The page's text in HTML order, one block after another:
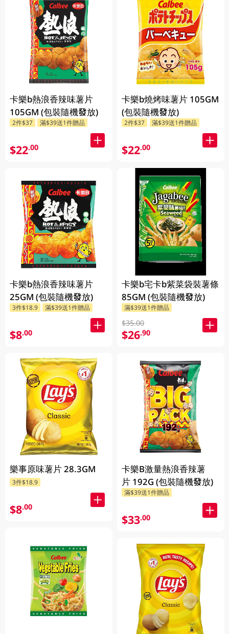
卡樂b熱浪香辣味薯片
105GM (包裝隨機發放)
2件$37 滿$39送1件贈品
$22.00
卡樂b熱浪香辣味薯片
25GM (包裝隨機發放)
3件$18.9 滿$39送1件贈品
$8.00
樂事原味薯片 28.3GM
3件$18.9
$8.00
卡樂b燒烤味薯片 105GM
(包裝隨機發放)
2件$37 滿$39送1件贈品
$22.00
卡樂b宅卡b紫菜袋裝薯條
85GM (包裝隨機發放)
滿$39送1件贈品
$35.00
$26.90
卡樂B激量熱浪香辣薯
片 192G (包裝隨機發放)
滿$39送1件贈品
$33.00